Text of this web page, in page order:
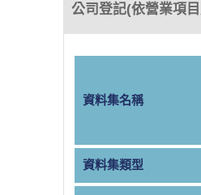
公司登記(依營業項
資料集名稱
資料集類型